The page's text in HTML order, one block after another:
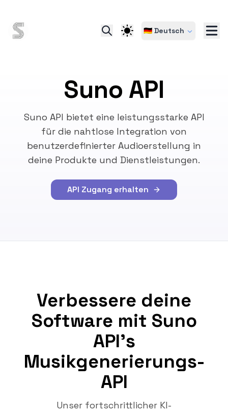
🇩🇪 Deutsch
Suno API
Suno API bietet eine leistungsstarke API
für die nahtlose Integration von
benutzerdefinierter Audioerstellung in
deine Produkte und Dienstleistungen.
API Zugang erhalten
Verbessere deine
Software mit Suno
API's
Musikgenerierungs-
API
Unser fortschrittlicher KI-